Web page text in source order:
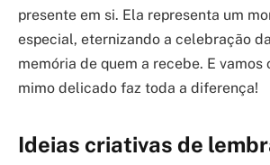
presente em si. Ela representa um
especial, eternizando a celebração
memória de quem a recebe. E vamos
mimo delicado faz toda a diferença!
Ideias criativas de